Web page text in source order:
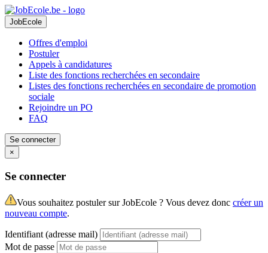
JobEcole
Offres d'emploi
Postuler
Appels à candidatures
Liste des fonctions recherchées en secondaire
Listes des fonctions recherchées en secondaire de promotion
sociale
Rejoindre un PO
FAQ
Se connecter
×
Se connecter
Vous souhaitez postuler sur JobEcole ? Vous devez donc créer un
nouveau compte.
Identifiant (adresse mail)
Mot de passe